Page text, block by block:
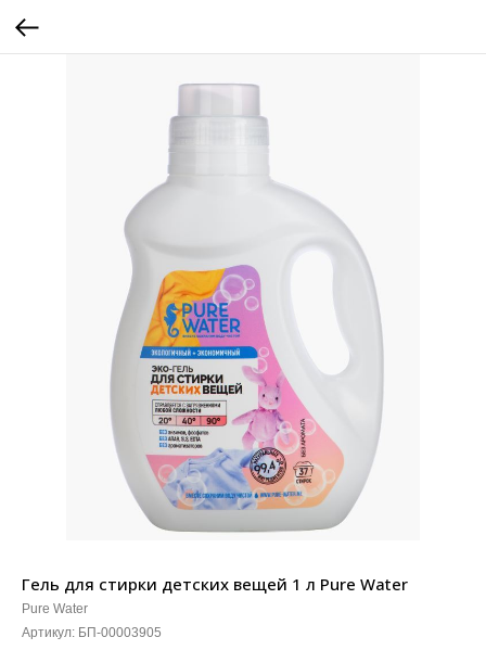
Гель для стирки детских вещей 1 л Pure Water
Pure Water
Артикул: БП-00003905